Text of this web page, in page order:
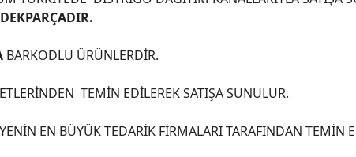
BARKODLU ÜRÜNLERDİR.
TEMİN EDİLEREK SATIŞA SUNULUR.
EN BÜYÜK TEDARİK FİRMALARI TARAFINDAN TEMİN